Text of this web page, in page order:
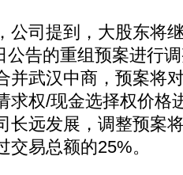
司提到，大股东将
公告的重组预案进行
并武汉中商，预案将
求权/现金选择权价格
长远发展，调整预案
易总额的25%。